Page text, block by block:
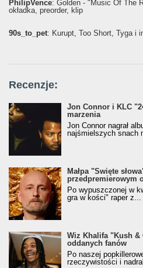
PhilipVence: Golden - "Music Of The
okładka, preorder, klip
90s_to_pet: Kurupt, Too Short, Tyga i
Recenzje:
Jon Connor i KLC
marzenia
Jon Connor nagrał
najśmielszych snach
Małpa "Święte
przedpremierowym
Po wypuszczonej w
gra w kości" raper z...
Wiz Khalifa "Kush &
oddanych fanów
Po naszej
rzeczywistości i